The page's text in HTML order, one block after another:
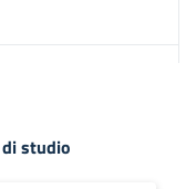
studio